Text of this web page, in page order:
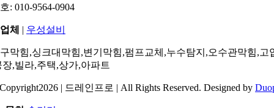
: 010-9564-0904
체 | 우성설비
막힘,싱크대막힘,변기막힘,펌프교체,누수탐지,오수관막힘,고
장,빌라,주택,상가,아파트
| 드레인프로 | All Rights Reserved. Designed by